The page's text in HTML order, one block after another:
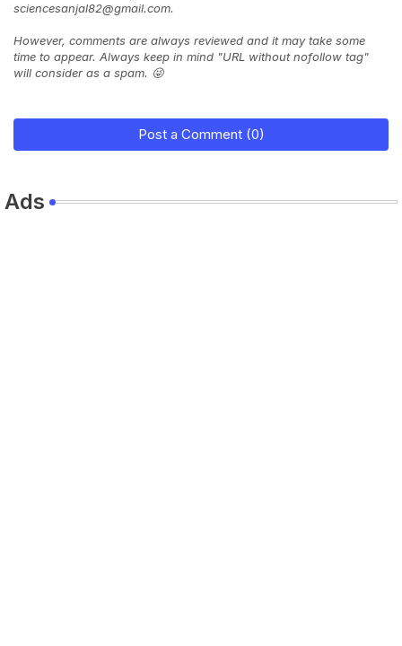
sciencesanjal82@gmail.com.
However, comments are always reviewed and it may take some
time to appear. Always keep in mind "URL without nofollow tag"
will consider as a spam. 😜
Post a Comment (0)
Ads